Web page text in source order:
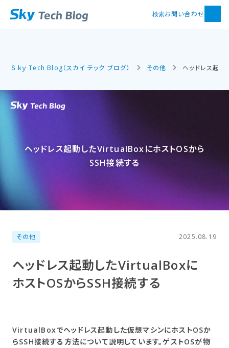
検索お問い合わせ
Ｓｋｙ Tech Blog（スカイ テック ブログ） その他 ヘッドレス起
ヘッドレス起動した​VirtualBoxに​ホストOSから​
SSH接続する
その他 2025.08.19
ヘッドレス起動した​VirtualBoxに​
ホストOSから​SSH接続する
VirtualBoxでヘッドレス起動した仮想マシンにホストOSか
らSSH接続する方法について説明しています。ゲストOSが物